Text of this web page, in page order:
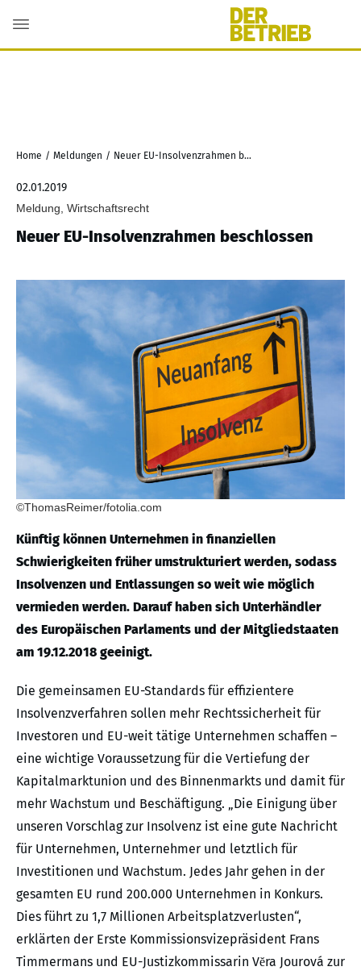
Home / Meldungen / Neuer EU-Insolvenzrahmen beschlossen
02.01.2019
Meldung, Wirtschaftsrecht
Neuer EU-Insolvenzrahmen beschlossen
©ThomasReimer/fotolia.com
Künftig können Unternehmen in finanziellen
Schwierigkeiten früher umstrukturiert werden, sodass
Insolvenzen und Entlassungen so weit wie möglich
vermieden werden. Darauf haben sich Unterhändler
des Europäischen Parlaments und der Mitgliedstaaten
am 19.12.2018 geeinigt.
Die gemeinsamen EU-Standards für effizientere
Insolvenzverfahren sollen mehr Rechtssicherheit für
Investoren und EU-weit tätige Unternehmen schaffen –
eine wichtige Voraussetzung für die Vertiefung der
Kapitalmarktunion und des Binnenmarkts und damit für
mehr Wachstum und Beschäftigung. „Die Einigung über
unseren Vorschlag zur Insolvenz ist eine gute Nachricht
für Unternehmen, Unternehmer und letztlich für
Investitionen und Wachstum. Jedes Jahr gehen in der
gesamten EU rund 200.000 Unternehmen in Konkurs.
Dies führt zu 1,7 Millionen Arbeitsplatzverlusten“,
erklärten der Erste Kommissionsvizepräsident Frans
Timmermans und EU-Justizkommissarin Vĕra Jourová zur